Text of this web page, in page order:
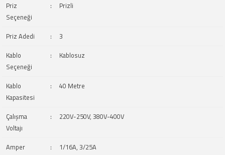
Priz
Seçeneği
: Prizli
Priz Adedi :
3
Kablo
Seçeneği
: Kablosuz
Kablo
Kapasitesi
: 40 Metre
Çalışma
Voltajı
: 220V-250V, 380V-400V
Amper :
1/16A, 3/25A